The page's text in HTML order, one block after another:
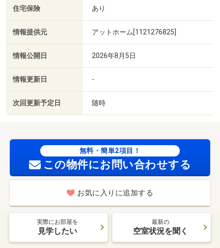
住宅保険 あり
情報提供元 アットホーム[1121276825]
情報公開日 2026年8月5日
情報更新日 -
次回更新予定日 随時
無料・簡単2項目！
この物件にお問い合わせする
お気に入りに追加する
実際にお部屋を
見学したい
最新の
空室状況を聞く